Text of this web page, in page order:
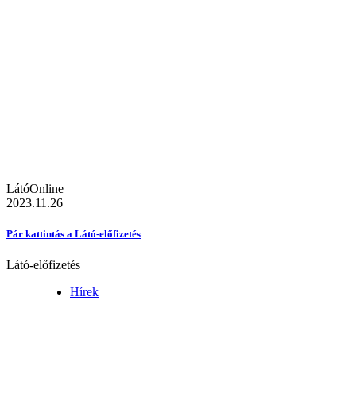
LátóOnline
2023.11.26
Pár kattintás a Látó-előfizetés
Látó-előfizetés
Hírek